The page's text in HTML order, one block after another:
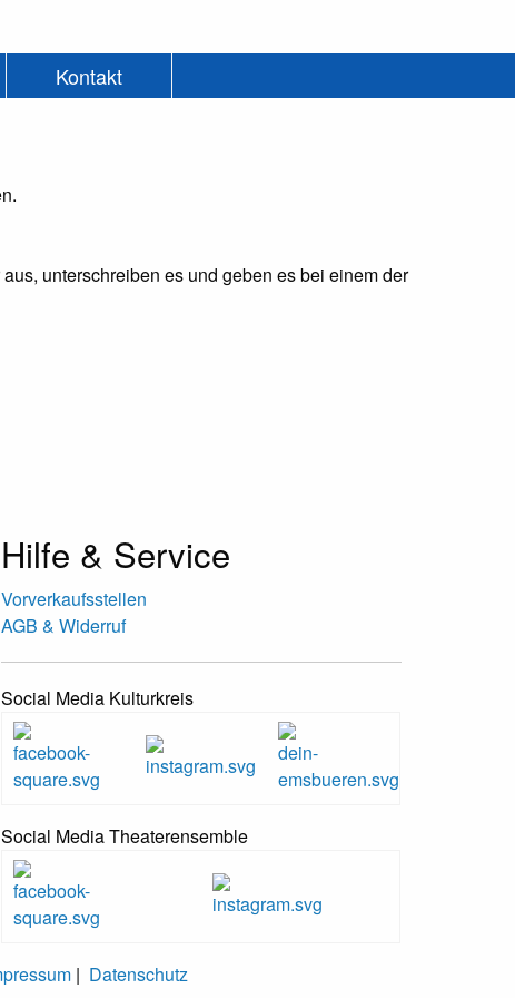
Kontakt
unterschreiben es und geben es bei einem der
Hilfe & Service
Vorverkaufsstellen
AGB & Widerruf
Social Media Kulturkreis
Social Media Theaterensemble
| Datenschutz